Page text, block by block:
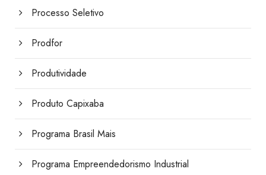
Processo Seletivo
Prodfor
Produtividade
Produto Capixaba
Programa Brasil Mais
Programa Empreendedorismo Industrial